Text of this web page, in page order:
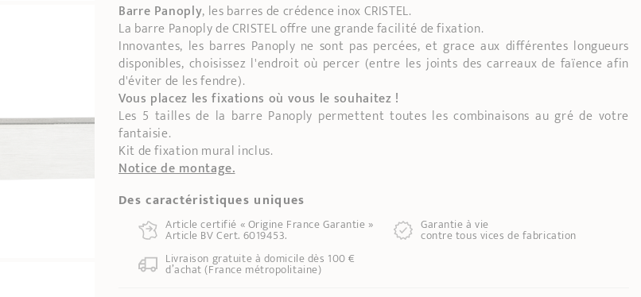
Barre Panoply, les barres de crédence inox CRISTEL.
La barre Panoply de CRISTEL offre une grande facilité de fixation.
Innovantes, les barres Panoply ne sont pas percées, et grace aux différentes longueurs
disponibles, choisissez l'endroit où percer (entre les joints des carreaux de faïence afin
d'éviter de les fendre).
Vous placez les fixations où vous le souhaitez !
Les 5 tailles de la barre Panoply permettent toutes les combinaisons au gré de votre
fantaisie.
Kit de fixation mural inclus.
Notice de montage.
Des caractéristiques uniques
Article certifié « Origine France Garantie »
Article BV Cert. 6019453.
Garantie à vie
contre tous vices de fabrication
Livraison gratuite à domicile dès 100 €
d’achat (France métropolitaine)